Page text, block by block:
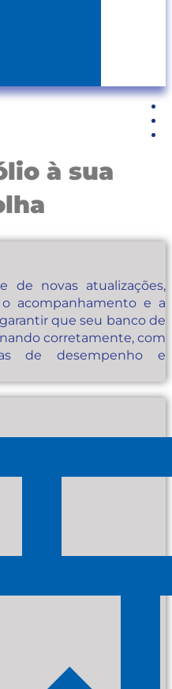
à sua
de novas atualizações,
acompanhamento e a
que seu banco de
corretamente, com
de desempenho e